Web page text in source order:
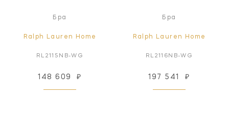
Бра
Ralph Lauren Home
RL2115NB-WG
148 609 ₽
Бра
Ralph Lauren Home
RL2116NB-WG
197 541 ₽